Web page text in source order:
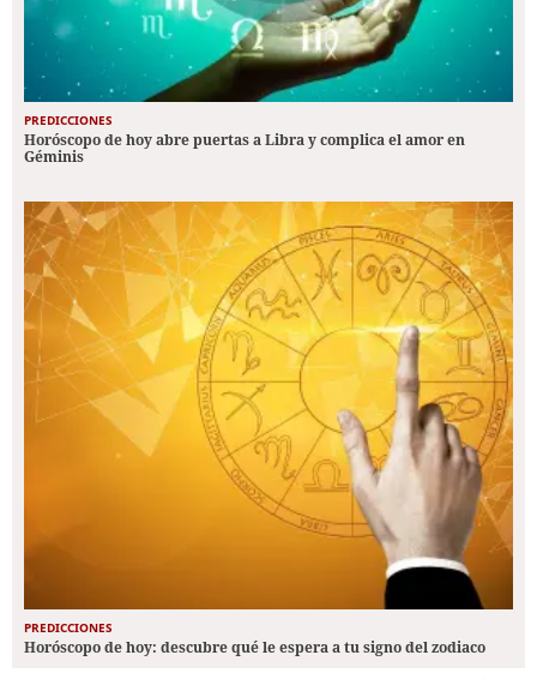
PREDICCIONES
Horóscopo de hoy abre puertas a Libra y complica el amor en
Géminis
PREDICCIONES
Horóscopo de hoy: descubre qué le espera a tu signo del zodiaco